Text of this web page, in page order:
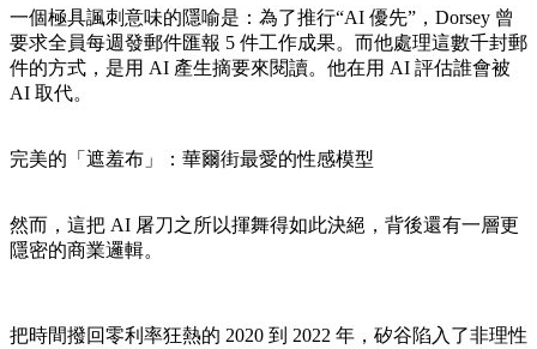
一個極具諷刺意味的隱喻是：為了推行“AI 優先”，Dorsey 曾
要求全員每週發郵件匯報 5 件工作成果。而他處理這數千封郵
件的方式，是用 AI 產生摘要來閱讀。他在用 AI 評估誰會被
AI 取代。
完美的「遮羞布」：華爾街最愛的性感模型
然而，這把 AI 屠刀之所以揮舞得如此決絕，背後還有一層更
隱密的商業邏輯。
把時間撥回零利率狂熱的 2020 到 2022 年，矽谷陷入了非理性